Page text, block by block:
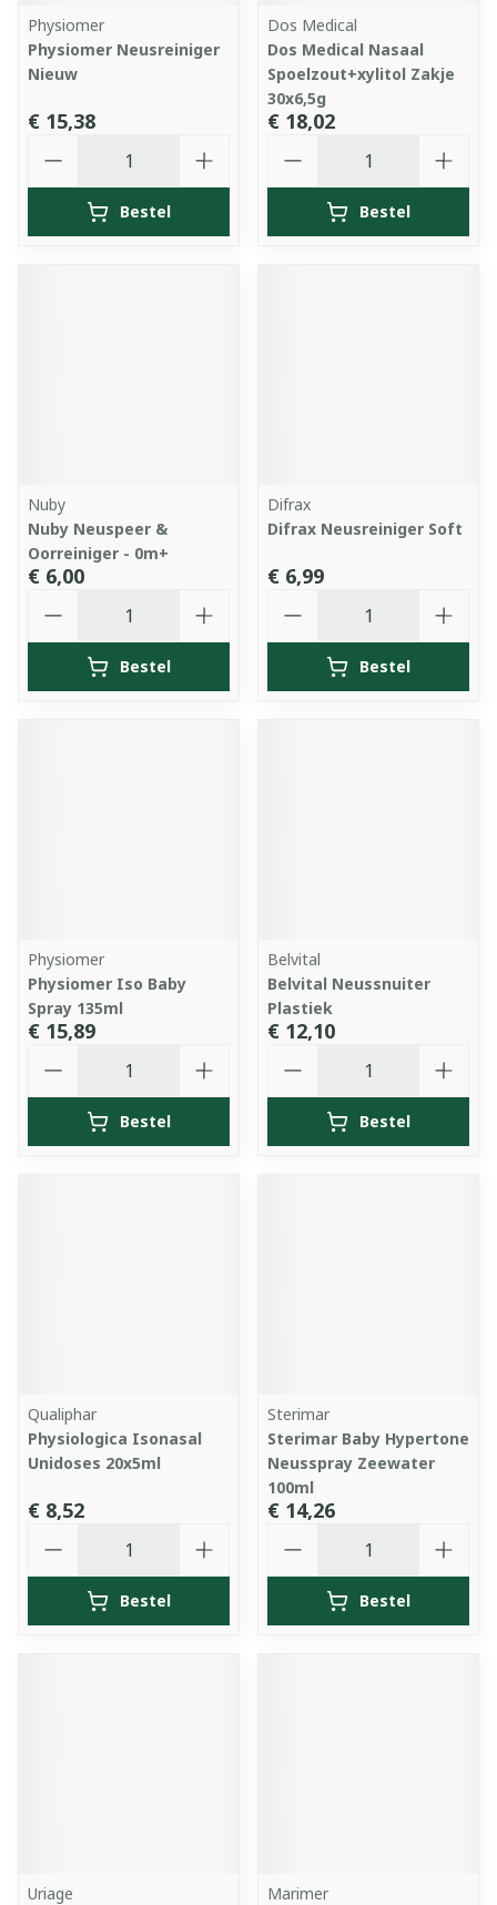
Physiomer
Physiomer Neusreiniger
Nieuw
€ 15,38
Bestel
Dos Medical
Dos Medical Nasaal
Spoelzout+xylitol Zakje
30x6,5g
€ 18,02
Bestel
Nuby
Nuby Neuspeer &
Oorreiniger - 0m+
€ 6,00
Bestel
Difrax
Difrax Neusreiniger Soft
€ 6,99
Bestel
Physiomer
Physiomer Iso Baby
Spray 135ml
€ 15,89
Bestel
Belvital
Belvital Neussnuiter
Plastiek
€ 12,10
Bestel
Qualiphar
Physiologica Isonasal
Unidoses 20x5ml
€ 8,52
Bestel
Sterimar
Sterimar Baby Hypertone
Neusspray Zeewater
100ml
€ 14,26
Bestel
Uriage
Marimer